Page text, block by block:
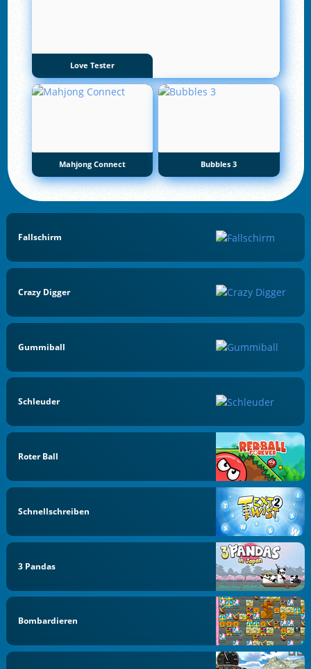
Love Tester
Mahjong Connect Bubbles 3
Fallschirm
Crazy Digger
Gummiball
Schleuder
Roter Ball
Schnellschreiben
3 Pandas
Bombardieren